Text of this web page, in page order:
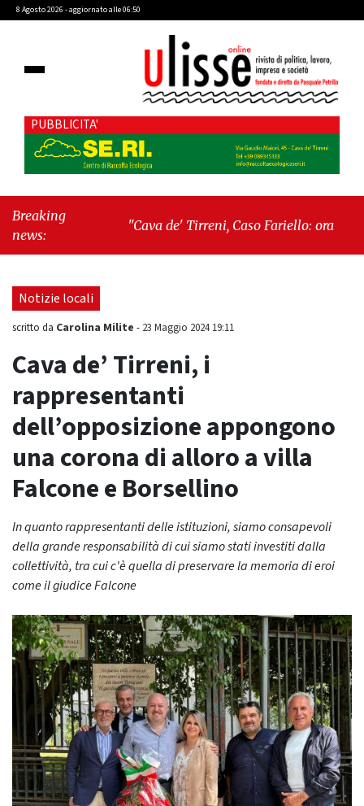
8 Agosto 2026 - aggiornato alle 06:50
PUBBLICITA'
Breaking
news:
"Cava de' Tirreni, Caso Fariello: ora torniamo
Notizie locali
scritto da Carolina Milite - 23 Maggio 2024 19:11
Cava de’ Tirreni, i
rappresentanti
dell’opposizione appongono
una corona di alloro a villa
Falcone e Borsellino
In quanto rappresentanti delle istituzioni, siamo consapevoli
della grande responsabilità di cui siamo stati investiti dalla
collettività, tra cui c'è quella di preservare la memoria di eroi
come il giudice Falcone